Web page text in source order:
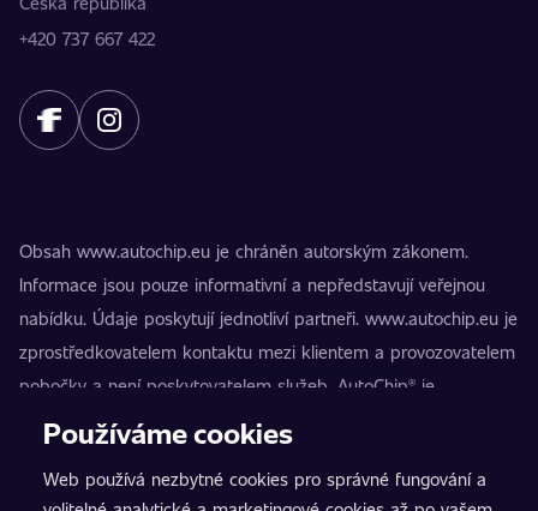
+420 737 667 422
Obsah www.autochip.eu je chráněn autorským zákonem.
Informace jsou pouze informativní a nepředstavují veřejnou
nabídku. Údaje poskytují jednotliví partneři. www.autochip.eu je
zprostředkovatelem kontaktu mezi klientem a provozovatelem
pobočky a není poskytovatelem služeb. AutoChip® je
registrovaná ochranná známka Petra Kučery. Úpravy, které
nezpůsobilosti vozidla k provozu na pozemních komunikacích.
Používáme cookies
Web používá nezbytné cookies pro správné fungování a